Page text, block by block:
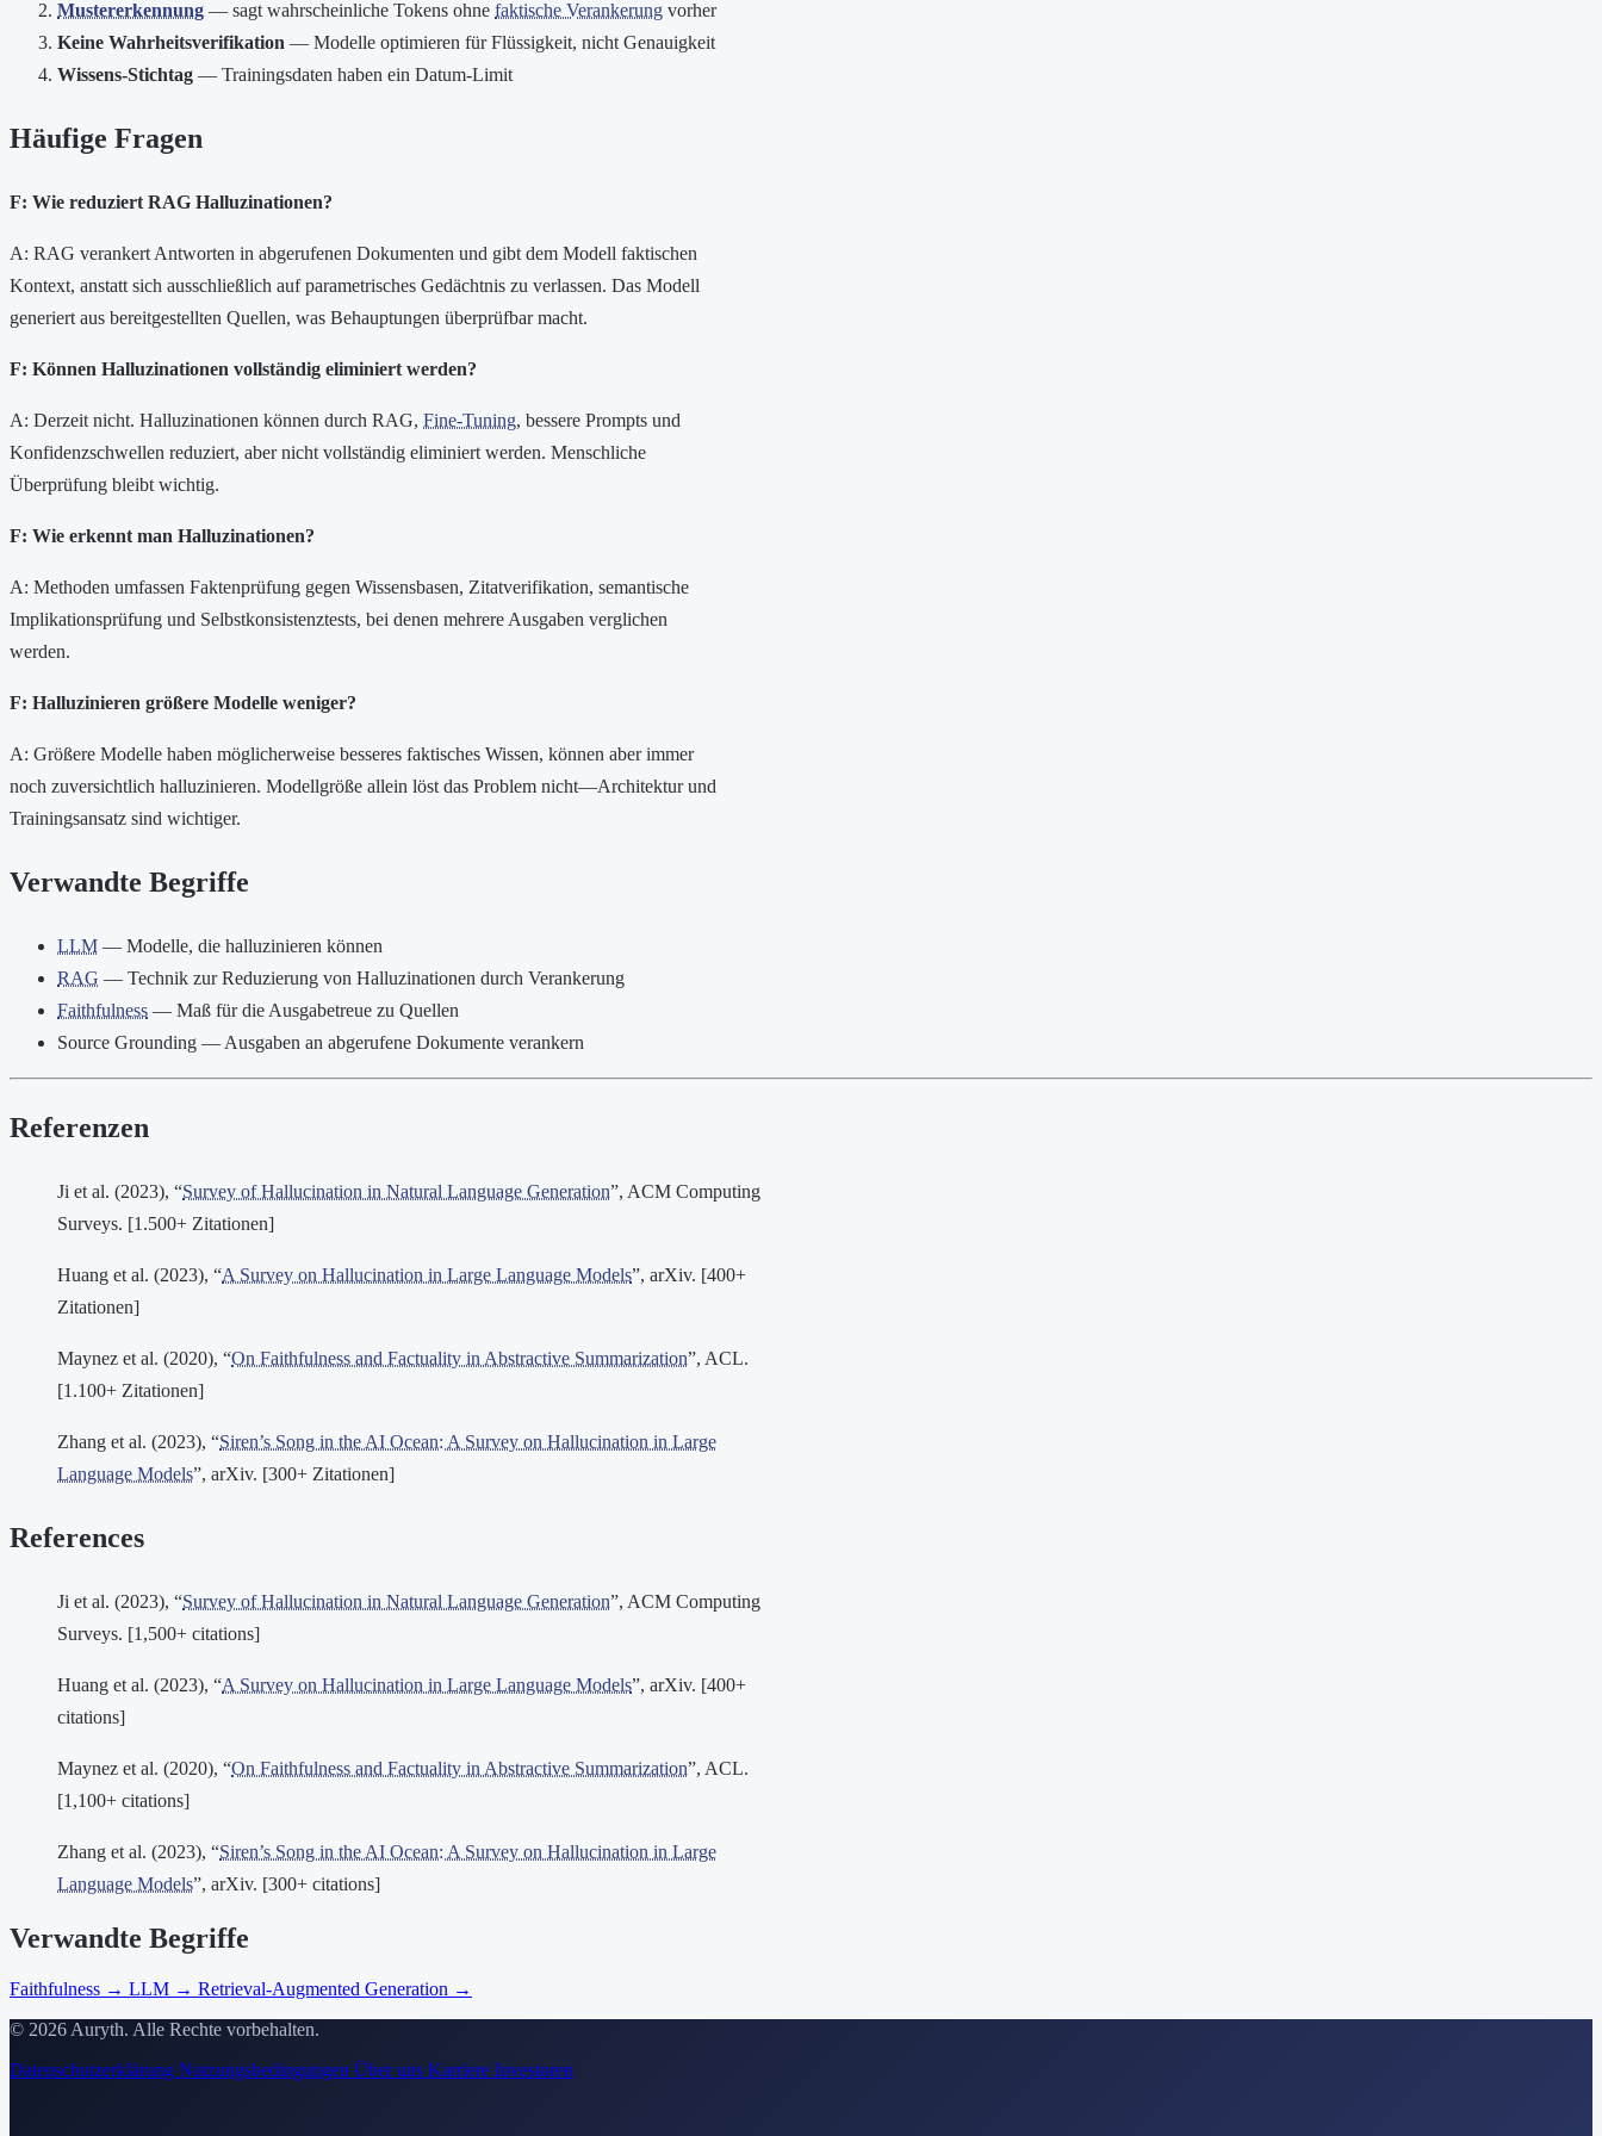
Mustererkennung — sagt wahrscheinliche Tokens ohne faktische Verankerung vorher
Keine Wahrheitsverifikation — Modelle optimieren für Flüssigkeit, nicht Genauigkeit
Wissens-Stichtag — Trainingsdaten haben ein Datum-Limit
Häufige Fragen
F: Wie reduziert RAG Halluzinationen?
A: RAG verankert Antworten in abgerufenen Dokumenten und gibt dem Modell faktischen
Kontext, anstatt sich ausschließlich auf parametrisches Gedächtnis zu verlassen. Das Modell
generiert aus bereitgestellten Quellen, was Behauptungen überprüfbar macht.
F: Können Halluzinationen vollständig eliminiert werden?
A: Derzeit nicht. Halluzinationen können durch RAG, Fine-Tuning, bessere Prompts und
Konfidenzschwellen reduziert, aber nicht vollständig eliminiert werden. Menschliche
Überprüfung bleibt wichtig.
F: Wie erkennt man Halluzinationen?
A: Methoden umfassen Faktenprüfung gegen Wissensbasen, Zitatverifikation, semantische
Implikationsprüfung und Selbstkonsistenztests, bei denen mehrere Ausgaben verglichen
werden.
F: Halluzinieren größere Modelle weniger?
A: Größere Modelle haben möglicherweise besseres faktisches Wissen, können aber immer
noch zuversichtlich halluzinieren. Modellgröße allein löst das Problem nicht—Architektur und
Trainingsansatz sind wichtiger.
Verwandte Begriffe
LLM — Modelle, die halluzinieren können
RAG — Technik zur Reduzierung von Halluzinationen durch Verankerung
Faithfulness — Maß für die Ausgabetreue zu Quellen
Source Grounding — Ausgaben an abgerufene Dokumente verankern
Referenzen
Ji et al. (2023), “Survey of Hallucination in Natural Language Generation”, ACM Computing
Surveys. [1.500+ Zitationen]
Huang et al. (2023), “A Survey on Hallucination in Large Language Models”, arXiv. [400+
Zitationen]
Maynez et al. (2020), “On Faithfulness and Factuality in Abstractive Summarization”, ACL.
[1.100+ Zitationen]
Zhang et al. (2023), “Siren’s Song in the AI Ocean: A Survey on Hallucination in Large
Language Models”, arXiv. [300+ Zitationen]
References
Ji et al. (2023), “Survey of Hallucination in Natural Language Generation”, ACM Computing
Surveys. [1,500+ citations]
Huang et al. (2023), “A Survey on Hallucination in Large Language Models”, arXiv. [400+
citations]
Maynez et al. (2020), “On Faithfulness and Factuality in Abstractive Summarization”, ACL.
[1,100+ citations]
Zhang et al. (2023), “Siren’s Song in the AI Ocean: A Survey on Hallucination in Large
Language Models”, arXiv. [300+ citations]
Verwandte Begriffe
Faithfulness → LLM → Retrieval-Augmented Generation →
© 2026 Auryth. Alle Rechte vorbehalten.
Datenschutzerklärung Nutzungsbedingungen Über uns Karriere Investoren